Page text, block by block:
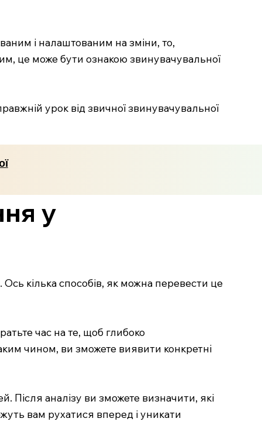
і налаштованим на зміни, то,
це може бути ознакою звинувачувальної
урок від звичної звинувачувальної
у
кілька способів, як можна перевести це
час на те, щоб глибоко
чином, ви зможете виявити конкретні
Після аналізу ви зможете визначити, які
вам рухатися вперед і уникати